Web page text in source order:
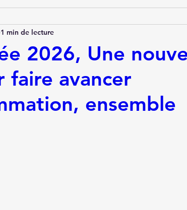
2026, Une
faire avancer
ensemble
1 min de lecture